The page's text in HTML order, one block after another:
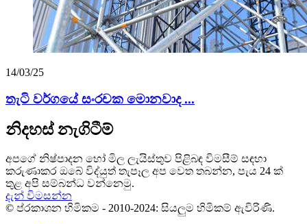
14/03/25
තැටි වර්ගයේ සංරචක මොනවාද ...
නිදහස් නැගිටීම්
අපගේ නිෂ්පාදන හෝ මිල ලැයිස්තුව පිළිබඳ විමසීම් සඳහා
කරුණාකර ඔබේ විද්යුත් තැපෑල අප වෙත තබන්න, පැය 24 ක්
තුළ අපි සම්බන්ධ වන්නෙමු.
දැන් විමසන්න
© ප්රකාශන හිමිකම - 2010-2024: සියලුම හිමිකම් ඇවිරිණි.